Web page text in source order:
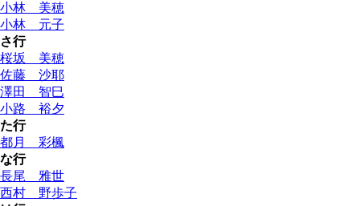
小林 美穂
小林 元子
さ行
桜坂 美穂
佐藤 沙耶
澤田 智巳
小路 裕夕
た行
都月 彩楓
な行
長尾 雅世
西村 野歩子